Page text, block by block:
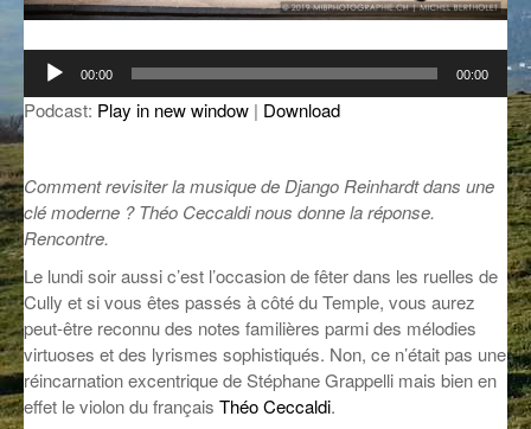
IL ÉTAIT UNE FOIS
L’ASTUCE DE LA PORTE EN BOIS
LA MINUTE LITTÉRAIRE
LA SOUTERRAINE
MUSIQUE DES ANTIPODES
NOS ANCIENS
SONORIK
Lecteur
audio
00:00 00:00
Podcast: Play in new window | Download
Comment revisiter la musique de Django Reinhardt dans une
clé moderne ? Théo Ceccaldi nous donne la réponse.
Rencontre.
Le lundi soir aussi c’est l’occasion de fêter dans les ruelles de
Cully et si vous êtes passés à côté du Temple, vous aurez
peut-être reconnu des notes familières parmi des mélodies
virtuoses et des lyrismes sophistiqués. Non, ce n’était pas une
réincarnation excentrique de Stéphane Grappelli mais bien en
effet le violon du français Théo Ceccaldi.